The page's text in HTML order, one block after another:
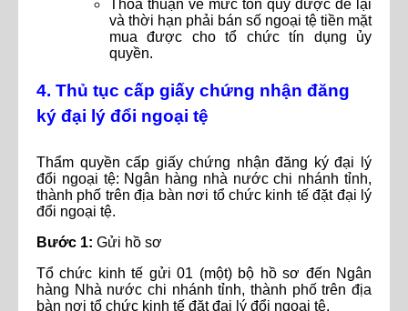
Thỏa thuận về mức tồn quỹ được để lại
và thời hạn phải bán số ngoại tệ tiền mặt
mua được cho tổ chức tín dụng ủy
quyền.
4. Thủ tục cấp giấy chứng nhận đăng
ký đại lý đổi ngoại tệ
Thẩm quyền cấp giấy chứng nhận đăng ký đại lý
đổi ngoại tệ: Ngân hàng nhà nước chi nhánh tỉnh,
thành phố trên địa bàn nơi tổ chức kinh tế đặt đại lý
đổi ngoại tệ.
Bước 1: Gửi hồ sơ
Tổ chức kinh tế gửi 01 (một) bộ hồ sơ đến Ngân
hàng Nhà nước chi nhánh tỉnh, thành phố trên địa
bàn nơi tổ chức kinh tế đặt đại lý đổi ngoại tệ.